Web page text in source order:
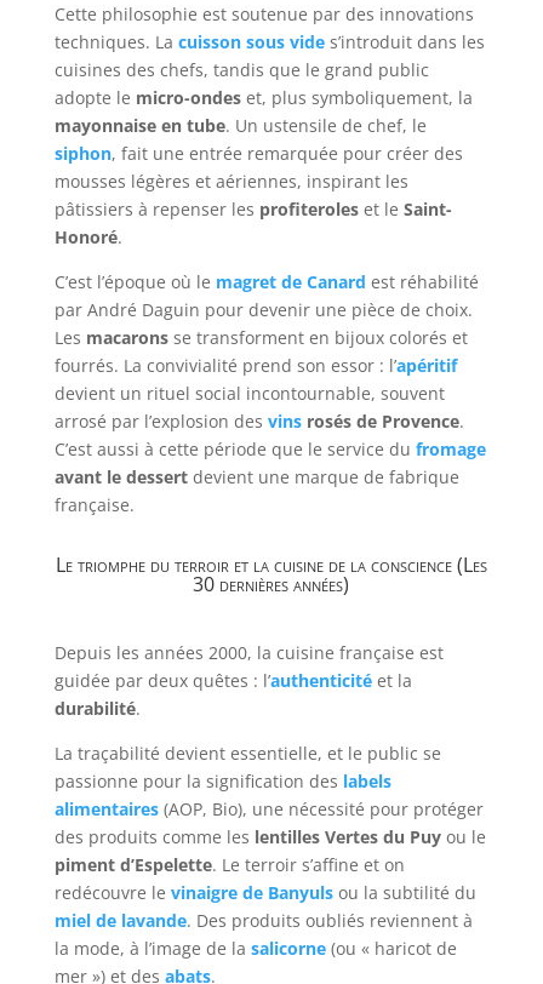
Cette philosophie est soutenue par des innovations
techniques. La cuisson sous vides’introduit dans les
cuisines des chefs, tandis que le grand public
adopte le micro-ondeset, plus symboliquement, la
mayonnaise en tube. Un ustensile de chef, le
siphon, fait une entrée remarquée pour créer des
mousses légères et aériennes, inspirant les
pâtissiers à repenser les profiteroleset le Saint-
Honoré.
C’est l’époque où le magret de Canard est réhabilité
par André Daguin pour devenir une pièce de choix.
Les macaronsse transforment en bijoux colorés et
fourrés. La convivialité prend son essor : l’apéritif
devient un rituel social incontournable, souvent
arrosé par l’explosion des vinsrosés de Provence.
C’est aussi à cette période que le service du fromage
avant le dessertdevient une marque de fabrique
française.
Le triomphe du terroir et la cuisine de la conscience (Les
30 dernières années)
Depuis les années 2000, la cuisine française est
guidée par deux quêtes : l’authenticitéet la
durabilité.
La traçabilité devient essentielle, et le public se
passionne pour la signification des labels
alimentaires(AOP, Bio), une nécessité pour protéger
des produits comme les lentilles Vertes du Puyou le
piment d’Espelette. Le terroir s’affine et on
redécouvre le vinaigre de Banyulsou la subtilité du
miel de lavande. Des produits oubliés reviennent à
la mode, à l’image de la salicorne(ou « haricot de
mer ») et des abats.